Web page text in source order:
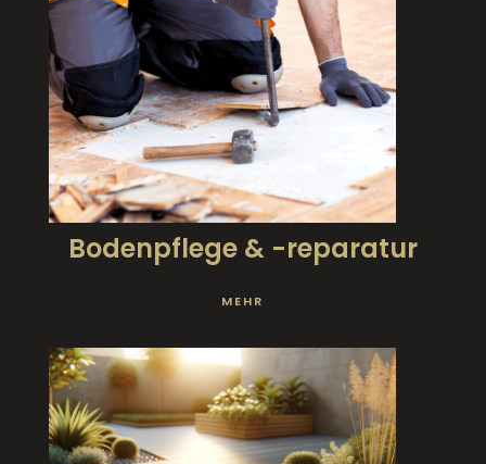
Bodenpflege & -reparatur
MEHR